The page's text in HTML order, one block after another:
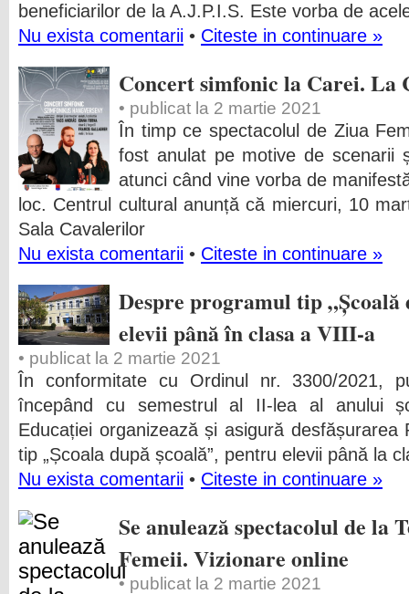
beneficiarilor de la A.J.P.I.S. Este vorba de
Nu exista comentarii • Citeste in continuare »
Concert simfonic la Carei. La
• publicat la 2 martie 2021
În timp ce spectacolul de Ziua
fost anulat pe motive de
atunci când vine vorba de
loc. Centrul cultural anunță că miercuri, 10
Sala Cavalerilor
Nu exista comentarii • Citeste in continuare »
Despre programul tip „Școală
elevii până în clasa a VIII-a
• publicat la 2 martie 2021
În conformitate cu Ordinul nr. 3300/2021,
începând cu semestrul al II-lea al anului
Educației organizează și asigură desfășurarea
tip „Școala după școală”, pentru elevii până la
Nu exista comentarii • Citeste in continuare »
Se anulează spectacolul de la
Femeii. Vizionare online
• publicat la 2 martie 2021